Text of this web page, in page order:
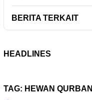
BERITA TERKAIT
HEADLINES
TAG: HEWAN QURBAN